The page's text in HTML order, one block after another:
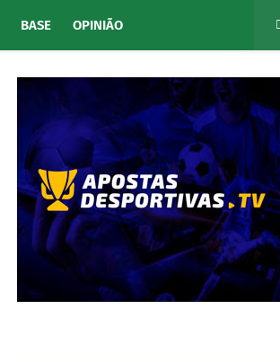
BASE OPINIÃO